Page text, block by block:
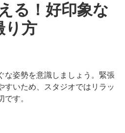
る！好印象な
り方
な姿勢を意識しましょう。緊張
すいため、スタジオではリラッ
です。